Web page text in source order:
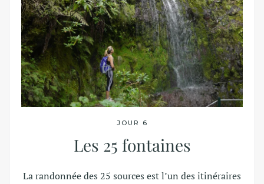
JOUR 6
Les 25 fontaines
La randonnée des 25 sources est l’un des itinéraires